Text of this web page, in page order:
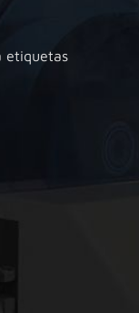
etiquetas